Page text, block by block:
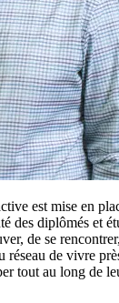
est mise en
des diplômés et
de se
réseau de vivre
tout au long de